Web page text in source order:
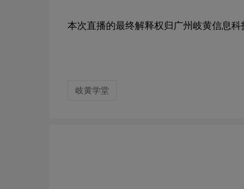
本次直播的最终解释权归广州岐黄信息科
岐黄学堂